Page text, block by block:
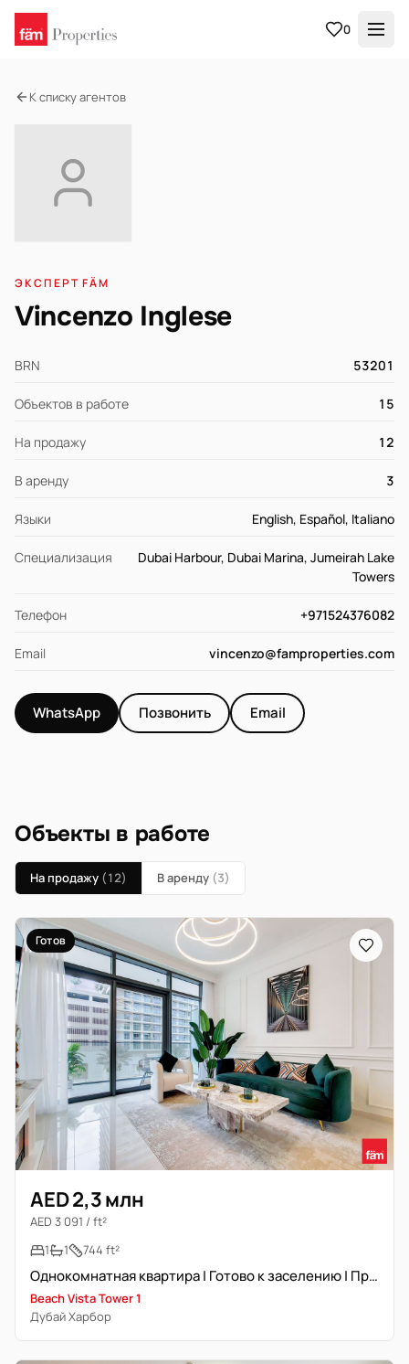
0
К списку агентов
ЭКСПЕРТ FÄM
Vincenzo Inglese
BRN 53201
Объектов в работе 15
На продажу 12
В аренду 3
Языки English, Español, Italiano
Специализация
Dubai Harbour, Dubai Marina, Jumeirah Lake
Towers
Телефон +971524376082
Email vincenzo@famproperties.com
WhatsApp Позвонить Email
Объекты в работе
На продажу (12) В аренду (3)
Готов
AED 2,3 млн
AED 3 091 / ft²
1
1 744 ft²
Однокомнатная квартира | Готово к заселению | Приватный пляж
Beach Vista Tower 1
Дубай Харбор